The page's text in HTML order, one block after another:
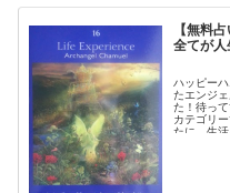
【無料
全てが人
ハッピー
たエンジ
た！待っ
カテゴリ
たに、生